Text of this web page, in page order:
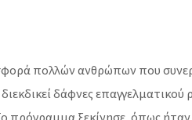
πολλών ανθρώπων που
δάφνες
πρόγραμμα ξεκίνησε, όπως